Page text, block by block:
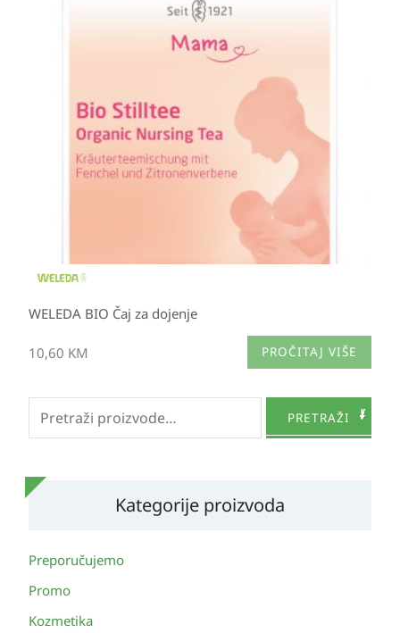
WELEDA BIO Čaj za dojenje
10,60 KM PROČITAJ VIŠE
Pretraži: PRETRAŽI
Kategorije proizvoda
Preporučujemo
Promo
Kozmetika